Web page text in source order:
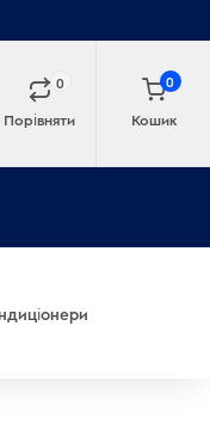
0
Порівняти
0
Кошик